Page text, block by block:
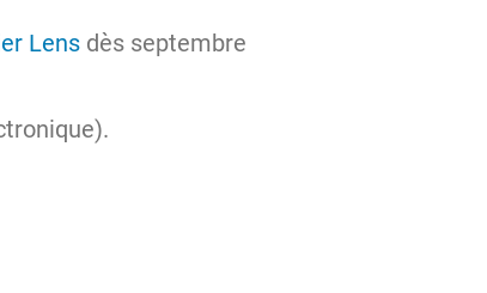
Lens dès septembre